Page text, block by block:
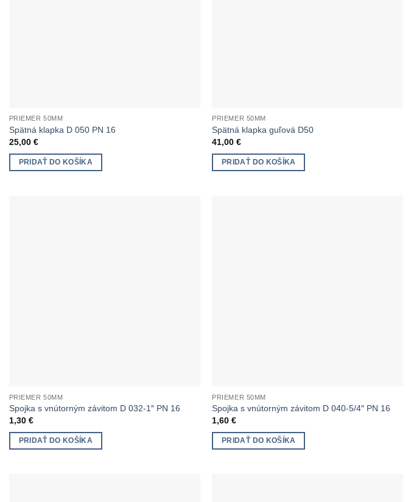
PRIEMER 50MM
Spätná klapka D 050 PN 16
25,00 €
PRIDAŤ DO KOŠÍKA
PRIEMER 50MM
Spätná klapka guľová D50
41,00€
PRIDAŤ DO KOŠÍKA
PRIEMER 50MM
Spojka s vnútorným závitom D 032-1″ PN 16
1,30 €
PRIDAŤ DO KOŠÍKA
PRIEMER 50MM
Spojka s vnútorným závitom D 040-5/4″ PN 16
1,60€
PRIDAŤ DO KOŠÍKA